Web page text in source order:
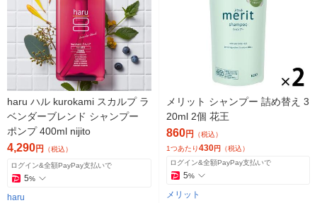
haru ハル kurokami スカルプ ラ
ベンダーブレンド シャンプー
ポンプ 400ml nijito
4,290円 （税込）
ログイン&全額PayPay支払いで
5%
haru
メリット シャンプー 詰め替え 3
20ml 2個 花王
860円 （税込）
1つあたり430円 （税込）
ログイン&全額PayPay支払いで
5%
メリット